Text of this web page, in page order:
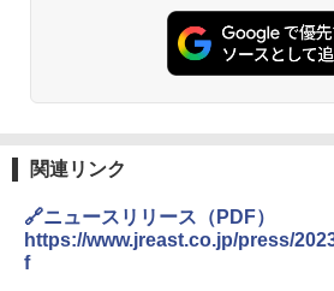
コンパクト 保冷力
￥2,980
￥6,459
関連リンク
🔗ニュースリリース（PDF）
https://www.jreast.co.jp/press/
f